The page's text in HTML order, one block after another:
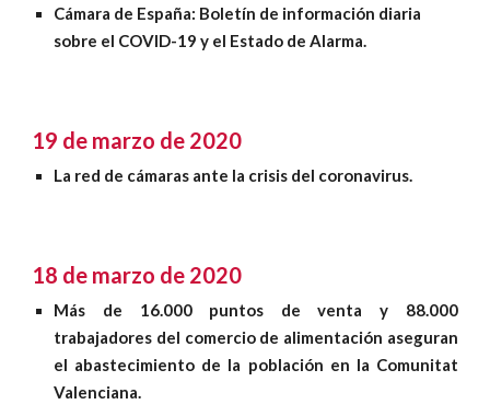
Cámara de España: Boletín de información diaria
sobre el COVID-19 y el Estado de Alarma.
19 de marzo de 2020
La red de cámaras ante la crisis del coronavirus.
18 de marzo de 2020
Más de 16.000 puntos de venta y 88.000
trabajadores del comercio de alimentación aseguran
el abastecimiento de la población en la Comunitat
Valenciana.